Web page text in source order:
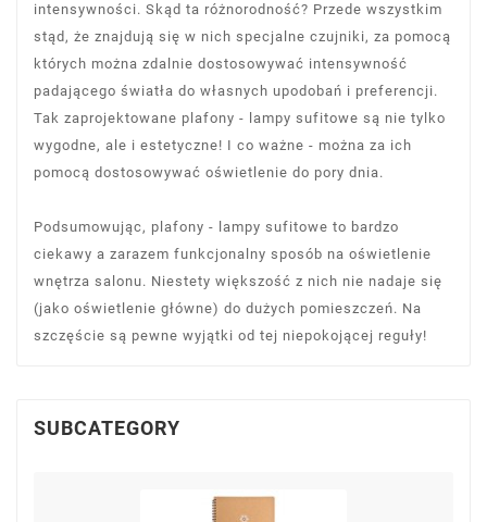
intensywności. Skąd ta różnorodność? Przede wszystkim
stąd, że znajdują się w nich specjalne czujniki, za pomocą
których można zdalnie dostosowywać intensywność
padającego światła do własnych upodobań i preferencji.
Tak zaprojektowane plafony - lampy sufitowe są nie tylko
wygodne, ale i estetyczne! I co ważne - można za ich
pomocą dostosowywać oświetlenie do pory dnia.
Podsumowując, plafony - lampy sufitowe to bardzo
ciekawy a zarazem funkcjonalny sposób na oświetlenie
wnętrza salonu. Niestety większość z nich nie nadaje się
(jako oświetlenie główne) do dużych pomieszczeń. Na
szczęście są pewne wyjątki od tej niepokojącej reguły!
SUBCATEGORY